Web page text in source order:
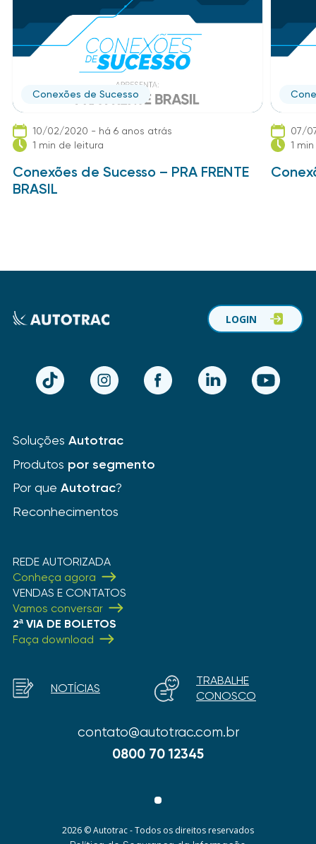
Conexões de Sucesso
10/02/2020 - há 6 anos atrás
1 min de leitura
Conexões de Sucesso – PRA FRENTE
BRASIL
07/
1
TikTok Instagram Facebook LinkedIn YouTube
LOGIN
Soluções Autotrac
Produtos por segmento
Por que Autotrac?
Reconhecimentos
REDE AUTORIZADA
Conheça agora
VENDAS E CONTATOS
Vamos conversar
2ª VIA DE BOLETOS
Faça download
contato@autotrac.com.br
0800 70 12345
NOTÍCIAS
TRABALHE
CONOSCO
2026 © Autotrac - Todos os direitos reservados